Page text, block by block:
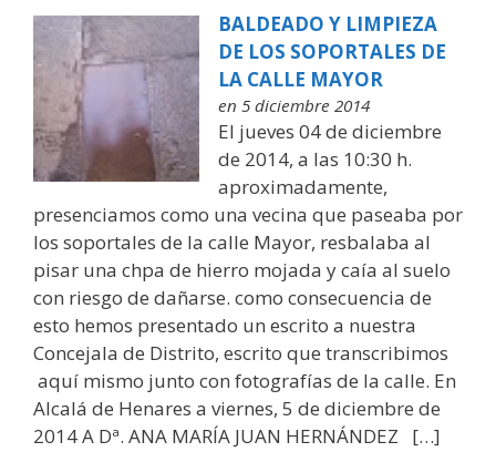
BALDEADO Y LIMPIEZA
DE LOS SOPORTALES DE
LA CALLE MAYOR
en 5 diciembre 2014
El jueves 04 de diciembre
de 2014, a las 10:30 h.
aproximadamente,
presenciamos como una vecina que paseaba por
los soportales de la calle Mayor, resbalaba al
pisar una chpa de hierro mojada y caía al suelo
con riesgo de dañarse. como consecuencia de
esto hemos presentado un escrito a nuestra
Concejala de Distrito, escrito que transcribimos
aquí mismo junto con fotografías de la calle. En
Alcalá de Henares a viernes, 5 de diciembre de
2014 A Dª. ANA MARÍA JUAN HERNÁNDEZ […]